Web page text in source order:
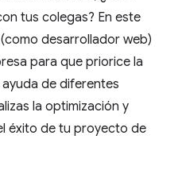
tus colegas? En este
desarrollador web)
para que priorice la
de diferentes
la optimización y
éxito de tu proyecto de